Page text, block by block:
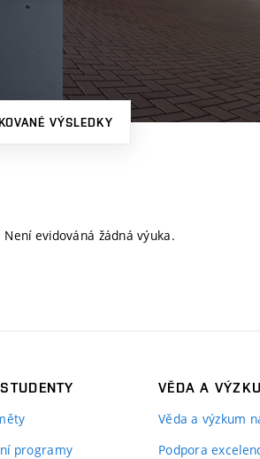
VÝSLEDKY
Není evidováná žádná výuka.
programy
VĚDA A
Věda a výzkum
Podpora